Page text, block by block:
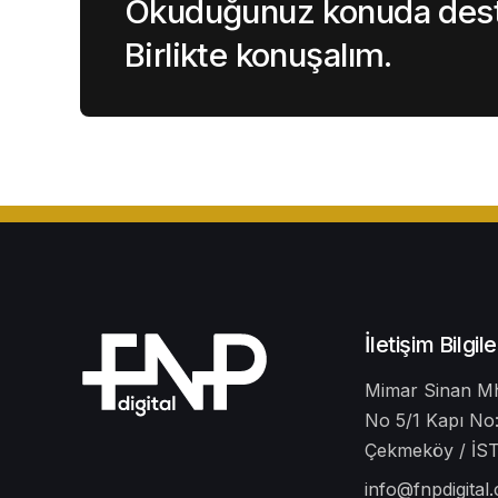
Okuduğunuz konuda
Birlikte konuşalım.
İletişim
Mimar Sinan
No 5/1 Kapı
Çekmeköy /